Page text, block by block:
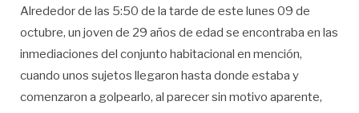
Alrededor de las 5:50 de la tarde de este lunes 09 de
octubre, un joven de 29 años de edad se encontraba en las
inmediaciones del conjunto habitacional en mención,
cuando unos sujetos llegaron hasta donde estaba y
comenzaron a golpearlo, al parecer sin motivo aparente,